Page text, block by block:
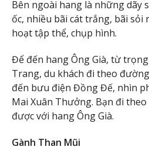
Bên ngoài hang là những dãy
ốc, nhiều bãi cát trắng, bãi sỏi
hoạt tập thể, chụp hình.
Để đến hang Ông Già, từ
Trang, du khách đi theo
đến bưu điện Đồng Đế, nhìn
Mai Xuân Thưởng. Bạn đi
được với hang Ông Già.
Gành Than Mũi